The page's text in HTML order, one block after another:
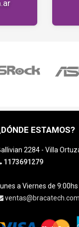
ESTAMOS?
2284 - Villa
1173691279
a Viernes de